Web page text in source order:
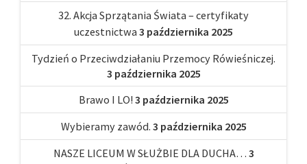
32. Akcja Sprzątania Świata – certyfikaty
uczestnictwa 3 października 2025
Tydzień o Przeciwdziałaniu Przemocy Rówieśniczej.
3 października 2025
Brawo I LO! 3 października 2025
Wybieramy zawód. 3 października 2025
NASZE LICEUM W SŁUŻBIE DLA DUCHA… 3